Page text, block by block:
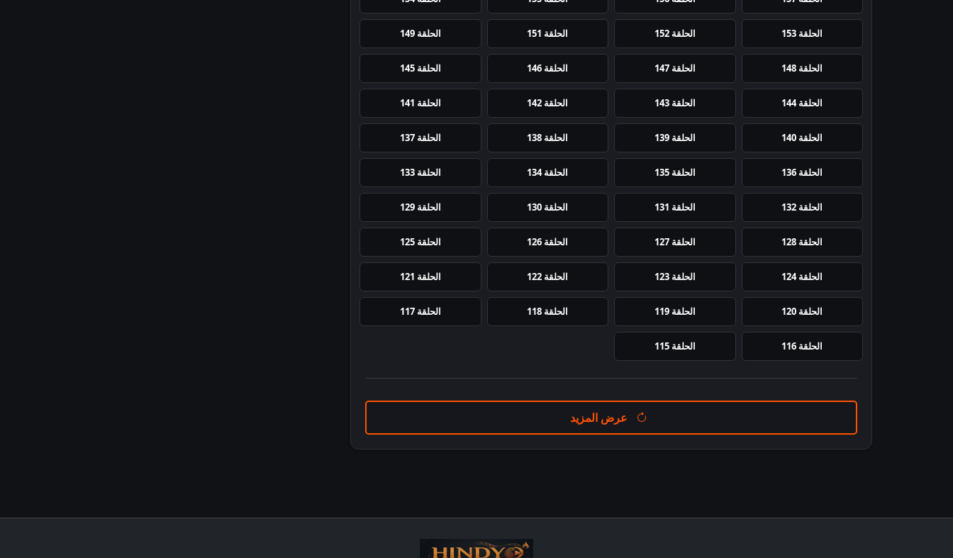
الحلقة 153 الحلقة 152 الحلقة 151 الحلقة 149
الحلقة 148 الحلقة 147 الحلقة 146 الحلقة 145
الحلقة 144 الحلقة 143 الحلقة 142 الحلقة 141
الحلقة 140 الحلقة 139 الحلقة 138 الحلقة 137
الحلقة 136 الحلقة 135 الحلقة 134 الحلقة 133
الحلقة 132 الحلقة 131 الحلقة 130 الحلقة 129
الحلقة 128 الحلقة 127 الحلقة 126 الحلقة 125
الحلقة 124 الحلقة 123 الحلقة 122 الحلقة 121
الحلقة 120 الحلقة 119 الحلقة 118 الحلقة 117
الحلقة 116 الحلقة 115
عرض المزيد